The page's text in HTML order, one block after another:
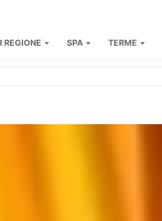
REGIONE SPA TERME